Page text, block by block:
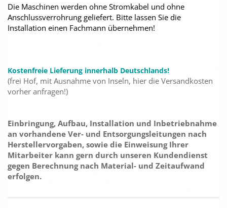
Die Maschinen werden ohne Stromkabel und ohne
Anschlussverrohrung geliefert. Bitte lassen Sie die
Installation einen Fachmann übernehmen!
Kostenfreie Lieferung innerhalb Deutschlands!
(frei Hof, mit Ausnahme von Inseln, hier die Versandkosten
vorher anfragen!)
Einbringung, Aufbau, Installation und Inbetriebnahme
an vorhandene Ver- und Entsorgungsleitungen nach
Herstellervorgaben, sowie die Einweisung Ihrer
Mitarbeiter kann gern durch unseren Kundendienst
gegen Berechnung nach Material- und Zeitaufwand
erfolgen.